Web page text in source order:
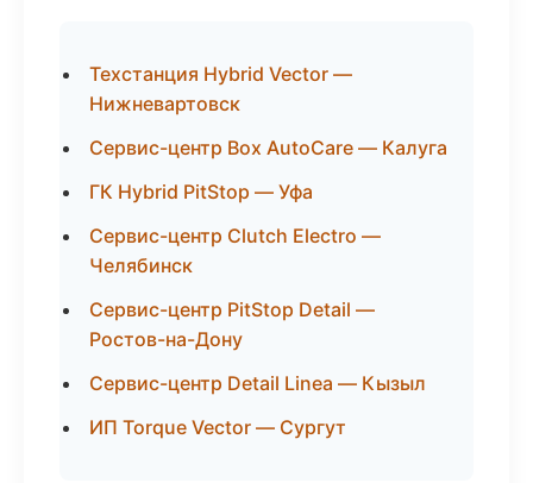
Техстанция Hybrid Vector —
Нижневартовск
Сервис-центр Box AutoCare — Калуга
ГК Hybrid PitStop — Уфа
Сервис-центр Clutch Electro —
Челябинск
Сервис-центр PitStop Detail —
Ростов-на-Дону
Сервис-центр Detail Linea — Кызыл
ИП Torque Vector — Сургут